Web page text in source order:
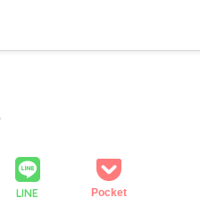
LINE Pocket